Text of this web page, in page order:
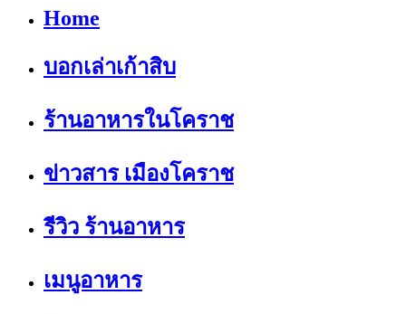
Home
บอกเล่าเก้าสิบ
ร้านอาหารในโคราช
ข่าวสาร เมืองโคราช
รีวิว ร้านอาหาร
เมนูอาหาร